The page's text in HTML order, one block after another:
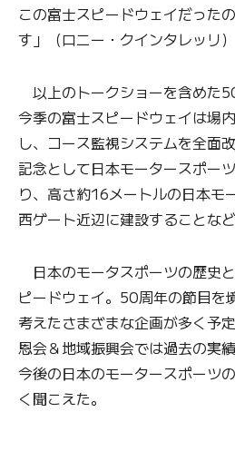
この富士スピードウェイだった
す」（ロニー・クインタレッリ）
以上のトークショーを含めた
今季の富士スピードウェイは場
し、コース監視システムを全面
記念として日本モータースポー
り、高さ約16メートルの日本モ
西ゲート近辺に建設することな
日本のモータスポーツの歴史
ピードウェイ。50周年の節目を
考えたさまざまな企画が多く予
恩会＆地域振興会では過去の実
今後の日本のモータースポーツ
く聞こえた。